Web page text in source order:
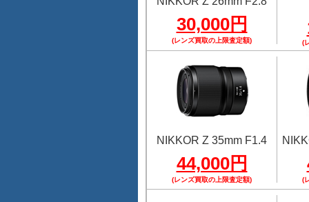
30,000円
(レンズ買取の上限査定額) (
NIKKOR Z 35mm F1.4
44,000円
(レンズ買取の上限査定額) (